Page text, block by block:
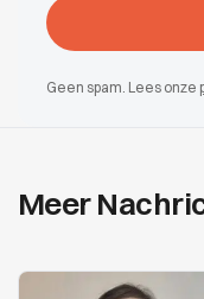
Geen spam. Lees onze
Meer